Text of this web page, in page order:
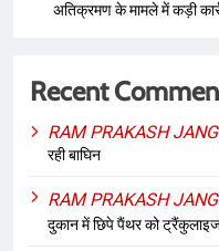
अतिक्रमण के मामले में कड़ी
Recent
RAM PRAKASH
रही बाघिन
RAM PRAKASH
दुकान में छिपे पैंथर को